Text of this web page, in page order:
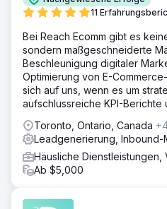
11
Bei Reach Ecomm gibt es
sondern maßgeschneiderte
Beschleunigung digitaler
Optimierung von E-
sich auf uns, wenn es um
aufschlussreiche KPI-
Toronto, Ontario, Canada
Leadgenerierung, Inbound-
Häusliche Dienstleistungen,
Ab $5,000